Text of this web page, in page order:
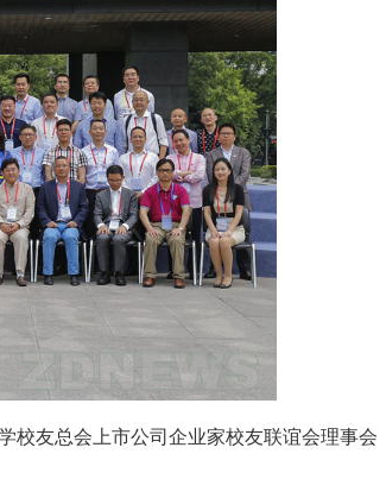
校友总会上市公司企业家校友联谊会理事会